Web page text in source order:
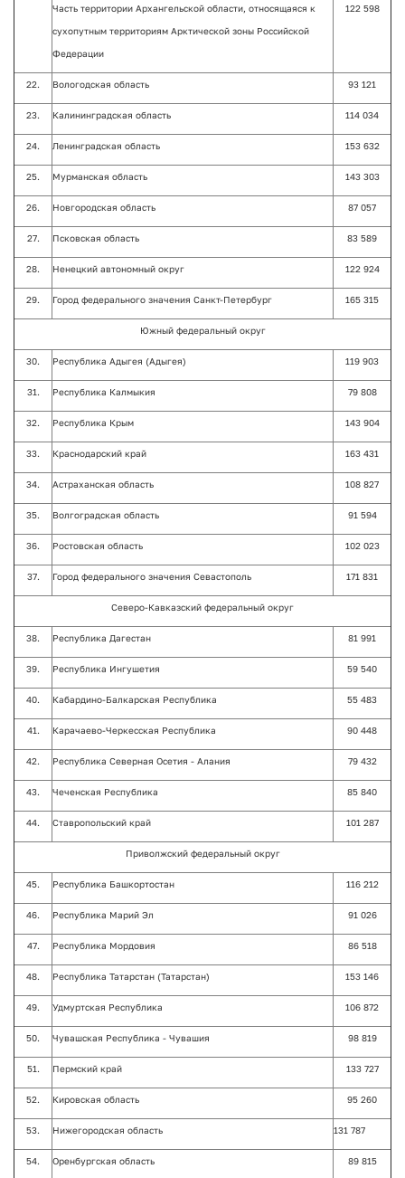
Часть территории Архангельской области, относящаяся к
сухопутным территориям Арктической зоны Российской
Федерации
122 598
22. Вологодская область 93 121
23. Калининградская область 114 034
24. Ленинградская область 153 632
25. Мурманская область 143 303
26. Новгородская область 87 057
27. Псковская область 83 589
28. Ненецкий автономный округ 122 924
29. Город федерального значения Санкт-Петербург 165 315
Южный федеральный округ
30. Республика Адыгея (Адыгея) 119 903
31. Республика Калмыкия 79 808
32. Республика Крым 143 904
33. Краснодарский край 163 431
34. Астраханская область 108 827
35. Волгоградская область 91 594
36. Ростовская область 102 023
37. Город федерального значения Севастополь 171 831
Северо-Кавказский федеральный округ
38. Республика Дагестан 81 991
39. Республика Ингушетия 59 540
40. Кабардино-Балкарская Республика 55 483
41. Карачаево-Черкесская Республика 90 448
42. Республика Северная Осетия - Алания 79 432
43. Чеченская Республика 85 840
44. Ставропольский край 101 287
Приволжский федеральный округ
45. Республика Башкортостан 116 212
46. Республика Марий Эл 91 026
47. Республика Мордовия 86 518
48. Республика Татарстан (Татарстан) 153 146
49. Удмуртская Республика 106 872
50. Чувашская Республика - Чувашия 98 819
51. Пермский край 133 727
52. Кировская область 95 260
53. Нижегородская область 131 787
54. Оренбургская область 89 815